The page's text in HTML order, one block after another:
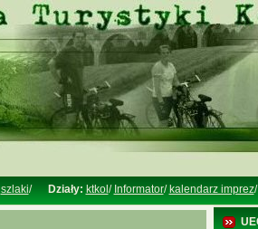
szlaki/ Działy: ktkol / Informator/ kalendarz imprez/